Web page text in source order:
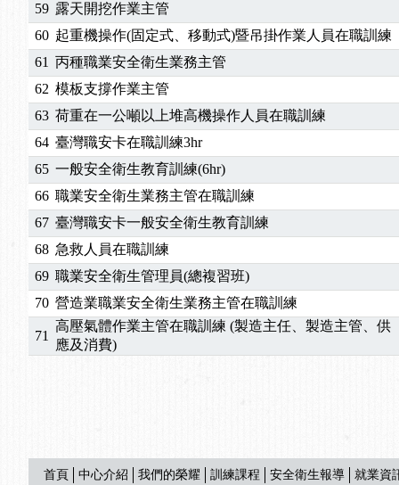
59 露天開挖作業主管
60 起重機操作(固定式、移動式)暨吊掛作業人員在職訓練
61 丙種職業安全衛生業務主管
62 模板支撐作業主管
63 荷重在一公噸以上堆高機操作人員在職訓練
64 臺灣職安卡在職訓練3hr
65 一般安全衛生教育訓練(6hr)
66 職業安全衛生業務主管在職訓練
67 臺灣職安卡一般安全衛生教育訓練
68 急救人員在職訓練
69 職業安全衛生管理員(總複習班)
70 營造業職業安全衛生業務主管在職訓練
71
高壓氣體作業主管在職訓練 (製造主任、製造主管、供
應及消費)
首頁 中心介紹 我們的榮耀 訓練課程 安全衛生報導 就業資